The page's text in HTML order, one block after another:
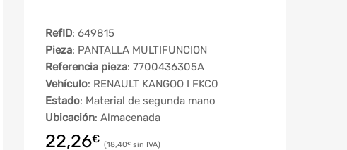
RefID: 649815
Pieza: PANTALLA MULTIFUNCION
Referencia pieza: 7700436305A
Vehículo: RENAULT KANGOO I FKC0
Estado: Material de segunda mano
Ubicación: Almacenada
22,26€ 18,40€